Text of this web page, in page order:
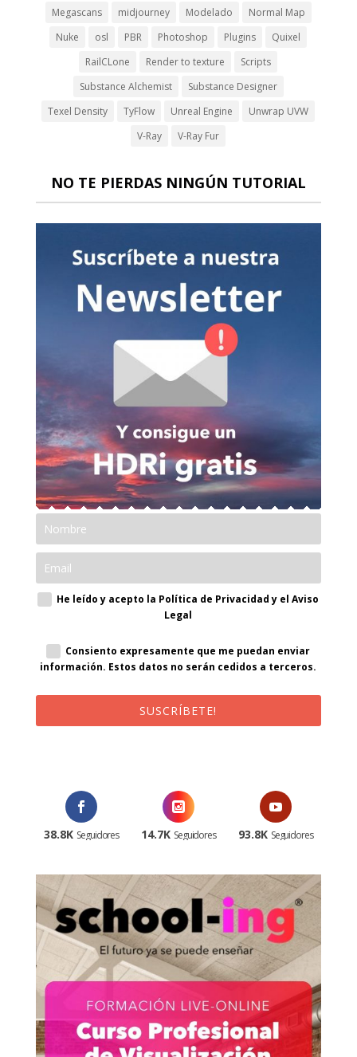
Megascans midjourney Modelado
Normal Map
Nuke
osl PBR Photoshop Plugins
Quixel
RailCLone
Render to texture
Scripts
Substance Alchemist
Substance Designer
Texel Density
TyFlow Unreal Engine
Unwrap UVW
V-Ray
V-Ray Fur
NO TE PIERDAS NINGÚN TUTORIAL
He leído y acepto la Política de Privacidad y el Aviso
Legal
Consiento expresamente que me puedan enviar
información. Estos datos no serán cedidos a terceros.
SUSCRÍBETE!
38.8K Seguidores 14.7K Seguidores 93.8K Seguidores